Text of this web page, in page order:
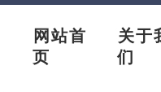
网站首
页
关于
们